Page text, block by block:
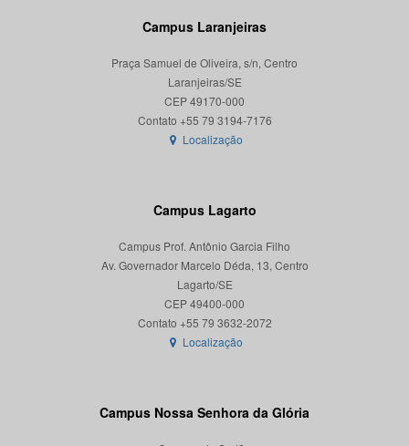
Campus Laranjeiras
Praça Samuel de Oliveira, s/n, Centro
Laranjeiras/SE
CEP 49170-000
Localização
Campus Lagarto
Campus Prof. Antônio Garcia Filho
Av. Governador Marcelo Déda, 13, Centro
Lagarto/SE
CEP 49400-000
Localização
Campus Nossa Senhora da Glória